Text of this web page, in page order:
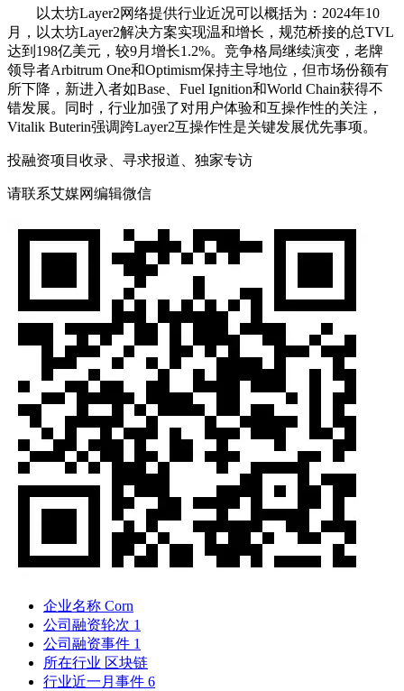
以太坊Layer2网络提供行业近况可以概括为：2024年10
月，以太坊Layer2解决方案实现温和增长，规范桥接的总TVL
达到198亿美元，较9月增长1.2%。竞争格局继续演变，老牌
领导者Arbitrum One和Optimism保持主导地位，但市场份额有
所下降，新进入者如Base、Fuel Ignition和World Chain获得不
错发展。同时，行业加强了对用户体验和互操作性的关注，
Vitalik Buterin强调跨Layer2互操作性是关键发展优先事项。
投融资项目收录、寻求报道、独家专访
请联系艾媒网编辑微信
企业名称 Corn
公司融资轮次 1
公司融资事件 1
所在行业 区块链
行业近一月事件 6